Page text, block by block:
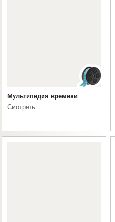
Мультипедия времени
Смотреть